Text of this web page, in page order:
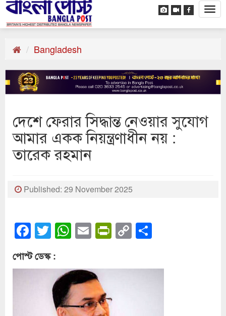
Bangladesh
দেশে ফেরার সিদ্ধান্ত নেওয়ার সুযোগ
আমার একক নিয়ন্ত্রণাধীন নয় :
তারেক রহমান
Published: 29 November 2025
Facebook
Twitter
WhatsApp
EmailPrintFriendly
Copy
Link
পোস্ট ডেস্ক :